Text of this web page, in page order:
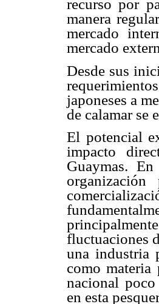
recurso por
manera
mercado
mercado
Desde sus
japoneses a
de calamar se
El potencial
impacto
Guaymas.
fluctuaciones
una industria
como
nacional
en esta